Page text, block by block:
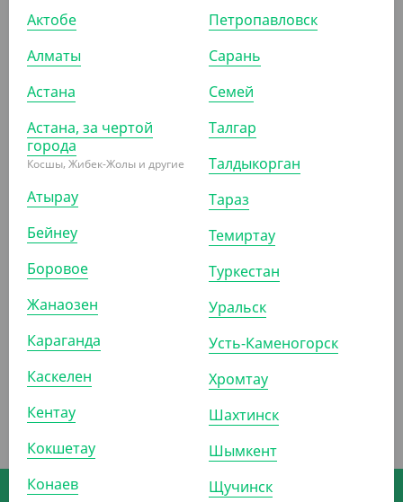
Держатель для мыла
Скачивайте мобильное приложение
Актобе
Алматы
Астана
Астана, за чертой
города
Косшы, Жибек-Жолы и другие
Атырау
Бейнеу
Боровое
Жанаозен
Караганда
Каскелен
Кентау
Кокшетау
Конаев
Петропавловск
Сарань
Семей
Талгар
Талдыкорган
Тараз
Темиртау
Туркестан
Уральск
Усть-Каменогорск
Хромтау
Шахтинск
Шымкент
Щучинск